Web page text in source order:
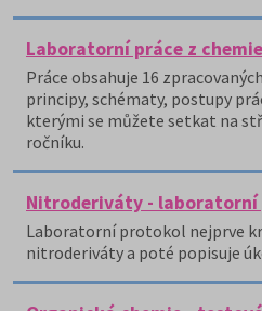
Laboratorní práce z
Práce obsahuje 16
principy, schématy, postupy
kterými se můžete setkat na
ročníku.
Nitroderiváty -
Laboratorní protokol nejprve
nitroderiváty a poté popisuje